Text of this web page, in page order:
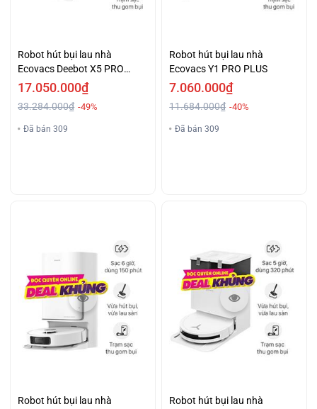
Robot hút bụi lau nhà
Ecovacs Deebot X5 PRO
OMNI
17.050.000₫
33.284.000₫ -49%
Đã bán 309
Robot hút bụi lau nhà
Ecovacs Y1 PRO PLUS
7.060.000₫
11.684.000₫ -40%
Đã bán 309
Robot hút bụi lau nhà
Robot hút bụi lau nhà